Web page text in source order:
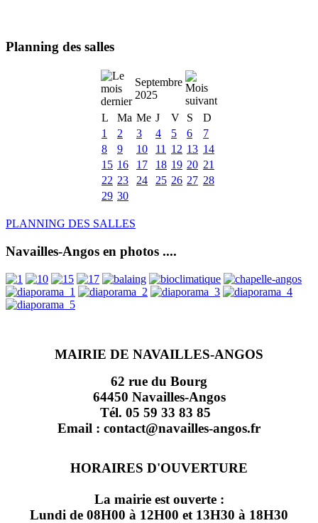
Planning des salles
Septembre
2025
L
Ma Me J V S
D
1
2 3 4 5 6
7
8
9 10 11 12 13 14
15 16 17 18 19 20 21
22 23 24 25 26 27 28
29 30
PLANNING DES SALLES
Navailles-Angos en photos ....
MAIRIE DE NAVAILLES-ANGOS
62 rue du Bourg
64450 Navailles-Angos
Tél. 05 59 33 83 85
Email : contact@navailles-angos.fr
HORAIRES D'OUVERTURE
La mairie est ouverte :
Lundi de 08H00 à 12H00 et 13H30 à 18H30